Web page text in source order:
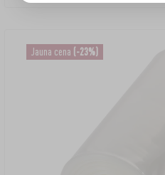
Jauna cena (-23%)